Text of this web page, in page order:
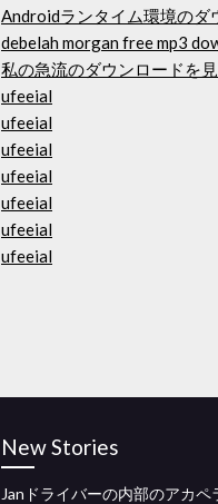
Androidランタイム環境のダ
debelah morgan free mp3
私の急流のダウンロードを
ufeeial
ufeeial
ufeeial
ufeeial
ufeeial
ufeeial
ufeeial
New Stories
Janドライバーの内部のアカペ